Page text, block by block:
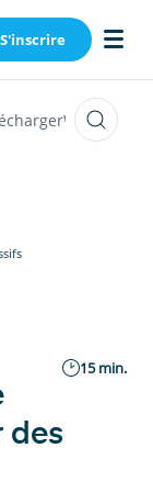
S'inscrire
Webinars
15 min.
des